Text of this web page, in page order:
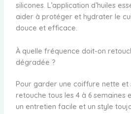
silicones. L’application d’huiles
aider à protéger et hydrater le
douce et efficace.
À quelle fréquence doit-on
dégradée ?
Pour garder une coiffure nette et
retouche tous les 4 à 6 semaines
un entretien facile et un style